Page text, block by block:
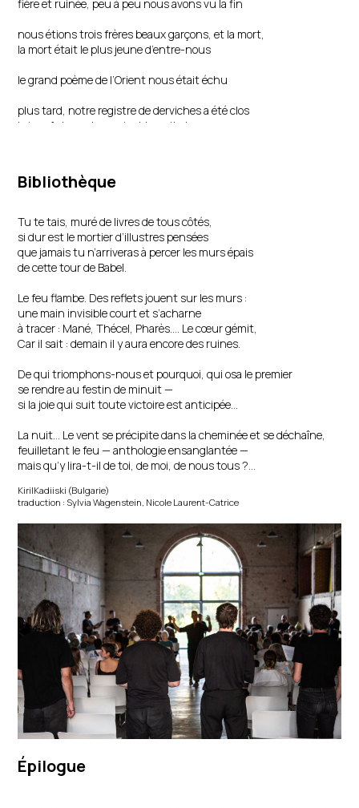
fière et ruinée, peu à peu nous avons vu la fin
nous étions trois frères beaux garçons, et la mort,
la mort était le plus jeune d’entre-nous
le grand poème de l’Orient nous était échu
plus tard, notre registre de derviches a été clos
le jour fut mouton noir et la nuit chevreau
sans regarder aux pentes ni aux pierres
sur les routes des épices nos genoux ont fléchi
comme un thrène effrayant il nous a fait passer
il nous a fait déboucher dans la pleine
le grand poème de l’Orient nous était échu
Hilmi Yavuz (Turquie)
Bibliothèque
Tu te tais, muré de livres de tous côtés,
si dur est le mortier d’illustres pensées
que jamais tu n’arriveras à percer les murs épais
de cette tour de Babel.
Le feu flambe. Des reflets jouent sur les murs :
une main invisible court et s’acharne
à tracer : Mané, Thécel, Pharès…. Le cœur gémit,
Car il sait : demain il y aura encore des ruines.
De qui triomphons-nous et pourquoi, qui osa le premier
se rendre au festin de minuit —
si la joie qui suit toute victoire est anticipée…
La nuit… Le vent se précipite dans la cheminée et se déchaîne,
feuilletant le feu — anthologie ensanglantée —
mais qu’y lira-t-il de toi, de moi, de nous tous ?…
KirilKadiiski (Bulgarie)
traduction : Sylvia Wagenstein, Nicole Laurent-Catrice
Épilogue